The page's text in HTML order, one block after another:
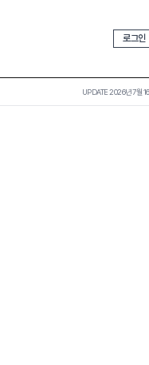
로그인
UPDATE 2026년 7월